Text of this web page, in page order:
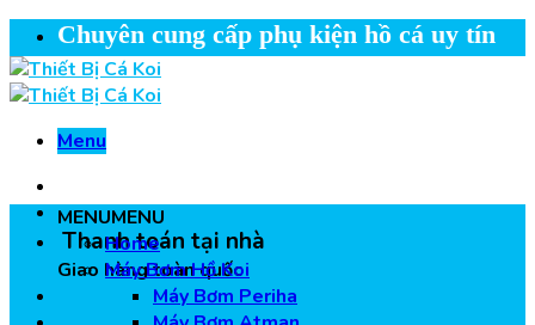
Skip
to
content
Chuyên cung cấp phụ kiện hồ cá uy tín
Menu
Thanh toán tại nhà
Giao hàng toàn quốc
MENUMENU
Home
Máy Bơm Hồ Koi
Máy Bơm Periha